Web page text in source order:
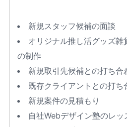
新規スタッフ候補の面談
オリジナル推し活グッズ
の制作
新規取引先候補との打ち合
既存クライアントとの打ち
新規案件の見積もり
自社Webデザイン塾のレッ